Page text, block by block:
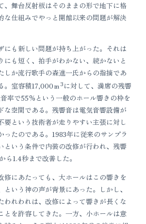
、舞台反射板はそのままの形で地下に格
な仕組みでやっと開館以来の問題が解決
にも新しい問題が持ち上がった。それは
にも短く、拍手がわかない、続かないと
しか流行歌手の森進一氏からの指摘であ
。室容積17,000ｍ3に対して、満席の残響
率で55％という一般のホール響きの枠を
な空間である。残響音は電気音響設備が
要という技術者が走りやすい主張に対し
ったのである。1983年に従来のサンプラ
という条件で内装の改修が行われ、残響
ら1.4秒まで改善した。
にあたっても、大ホールはこの響きを
いう神の声が背景にあった。しかし、
われわれは、改修によって響きが長くな
とを許容してきた。一方、小ホールは意